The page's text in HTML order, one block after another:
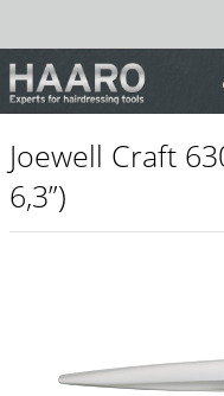
Scheren
Joewell
Joewell Craft
6,3”)